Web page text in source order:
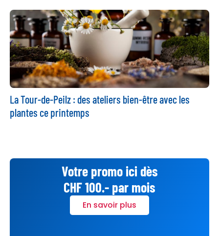
La Tour-de-Peilz : des ateliers bien-être avec les
plantes ce printemps
Votre promo ici dès
CHF 100.- par mois
En savoir plus